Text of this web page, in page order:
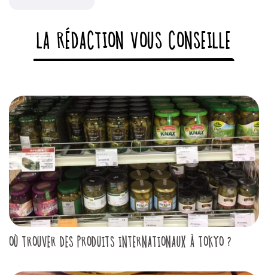
LA RÉDACTION VOUS CONSEILLE
OÙ TROUVER DES PRODUITS INTERNATIONAUX À TOKYO ?